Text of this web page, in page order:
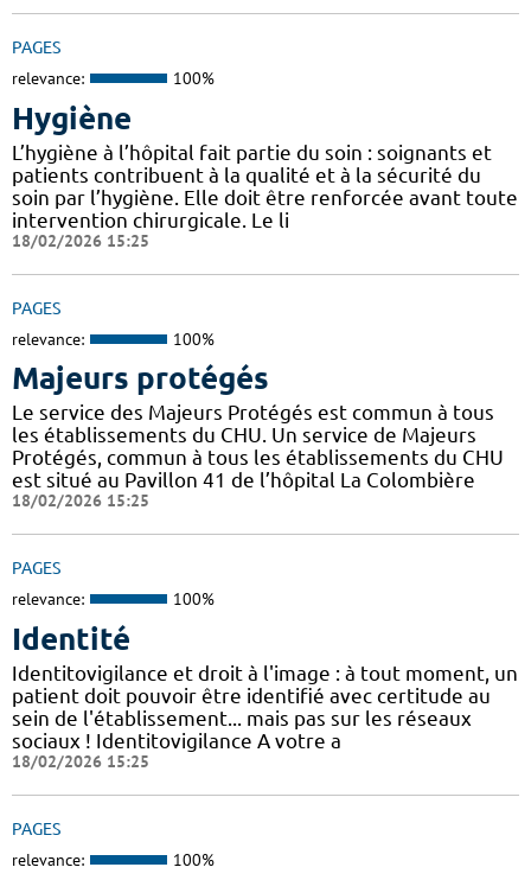
PAGES
relevance: 100%
Hygiène
L’hygiène à l’hôpital fait partie du soin : soignants et
patients contribuent à la qualité et à la sécurité du
soin par l’hygiène. Elle doit être renforcée avant toute
intervention chirurgicale. Le li
18/02/2026 15:25
PAGES
relevance: 100%
Majeurs protégés
Le service des Majeurs Protégés est commun à tous
les établissements du CHU. Un service de Majeurs
Protégés, commun à tous les établissements du CHU
est situé au Pavillon 41 de l’hôpital La Colombière
18/02/2026 15:25
PAGES
relevance: 100%
Identité
Identitovigilance et droit à l'image : à tout moment, un
patient doit pouvoir être identifié avec certitude au
sein de l'établissement... mais pas sur les réseaux
sociaux ! Identitovigilance A votre a
18/02/2026 15:25
PAGES
relevance: 100%